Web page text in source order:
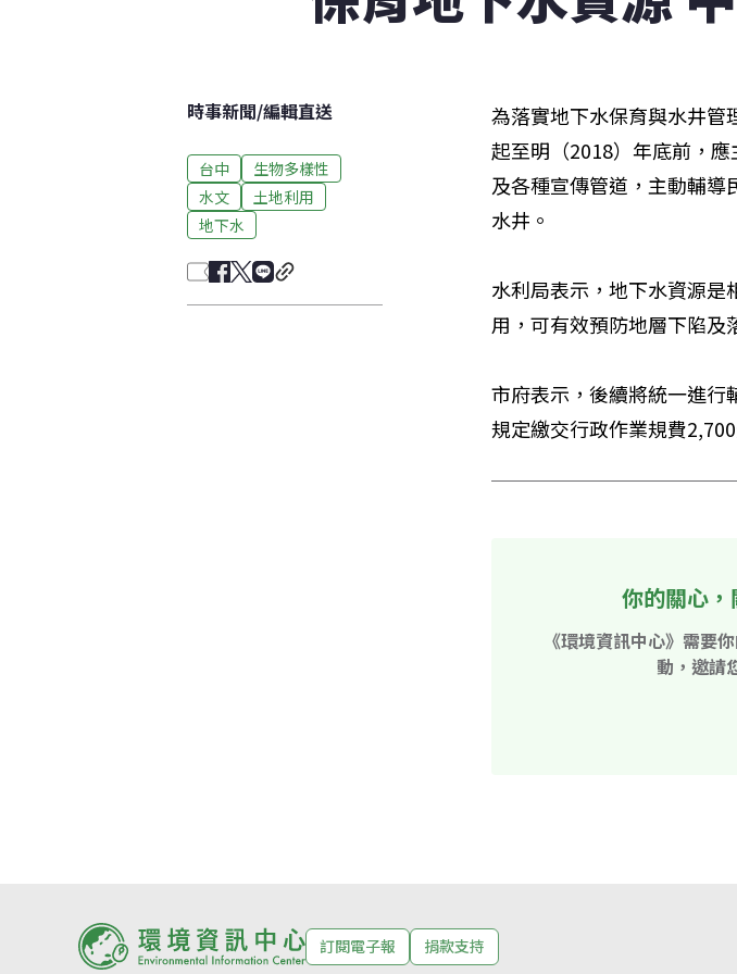
時事新聞/編輯直送
台中
生物多樣性
水文
土地利用
地下水
為落實地下水保育與水井管
起至明（2018）年底前，
及各種宣傳管道，主動輔
水井。
水利局表示，地下水資源
用，可有效預防地層下陷及
市府表示，後續將統一進行
規定繳交行政作業規費
你的關心
《環境資訊中心》需要
動，邀請
訂閱電子報 捐款支持